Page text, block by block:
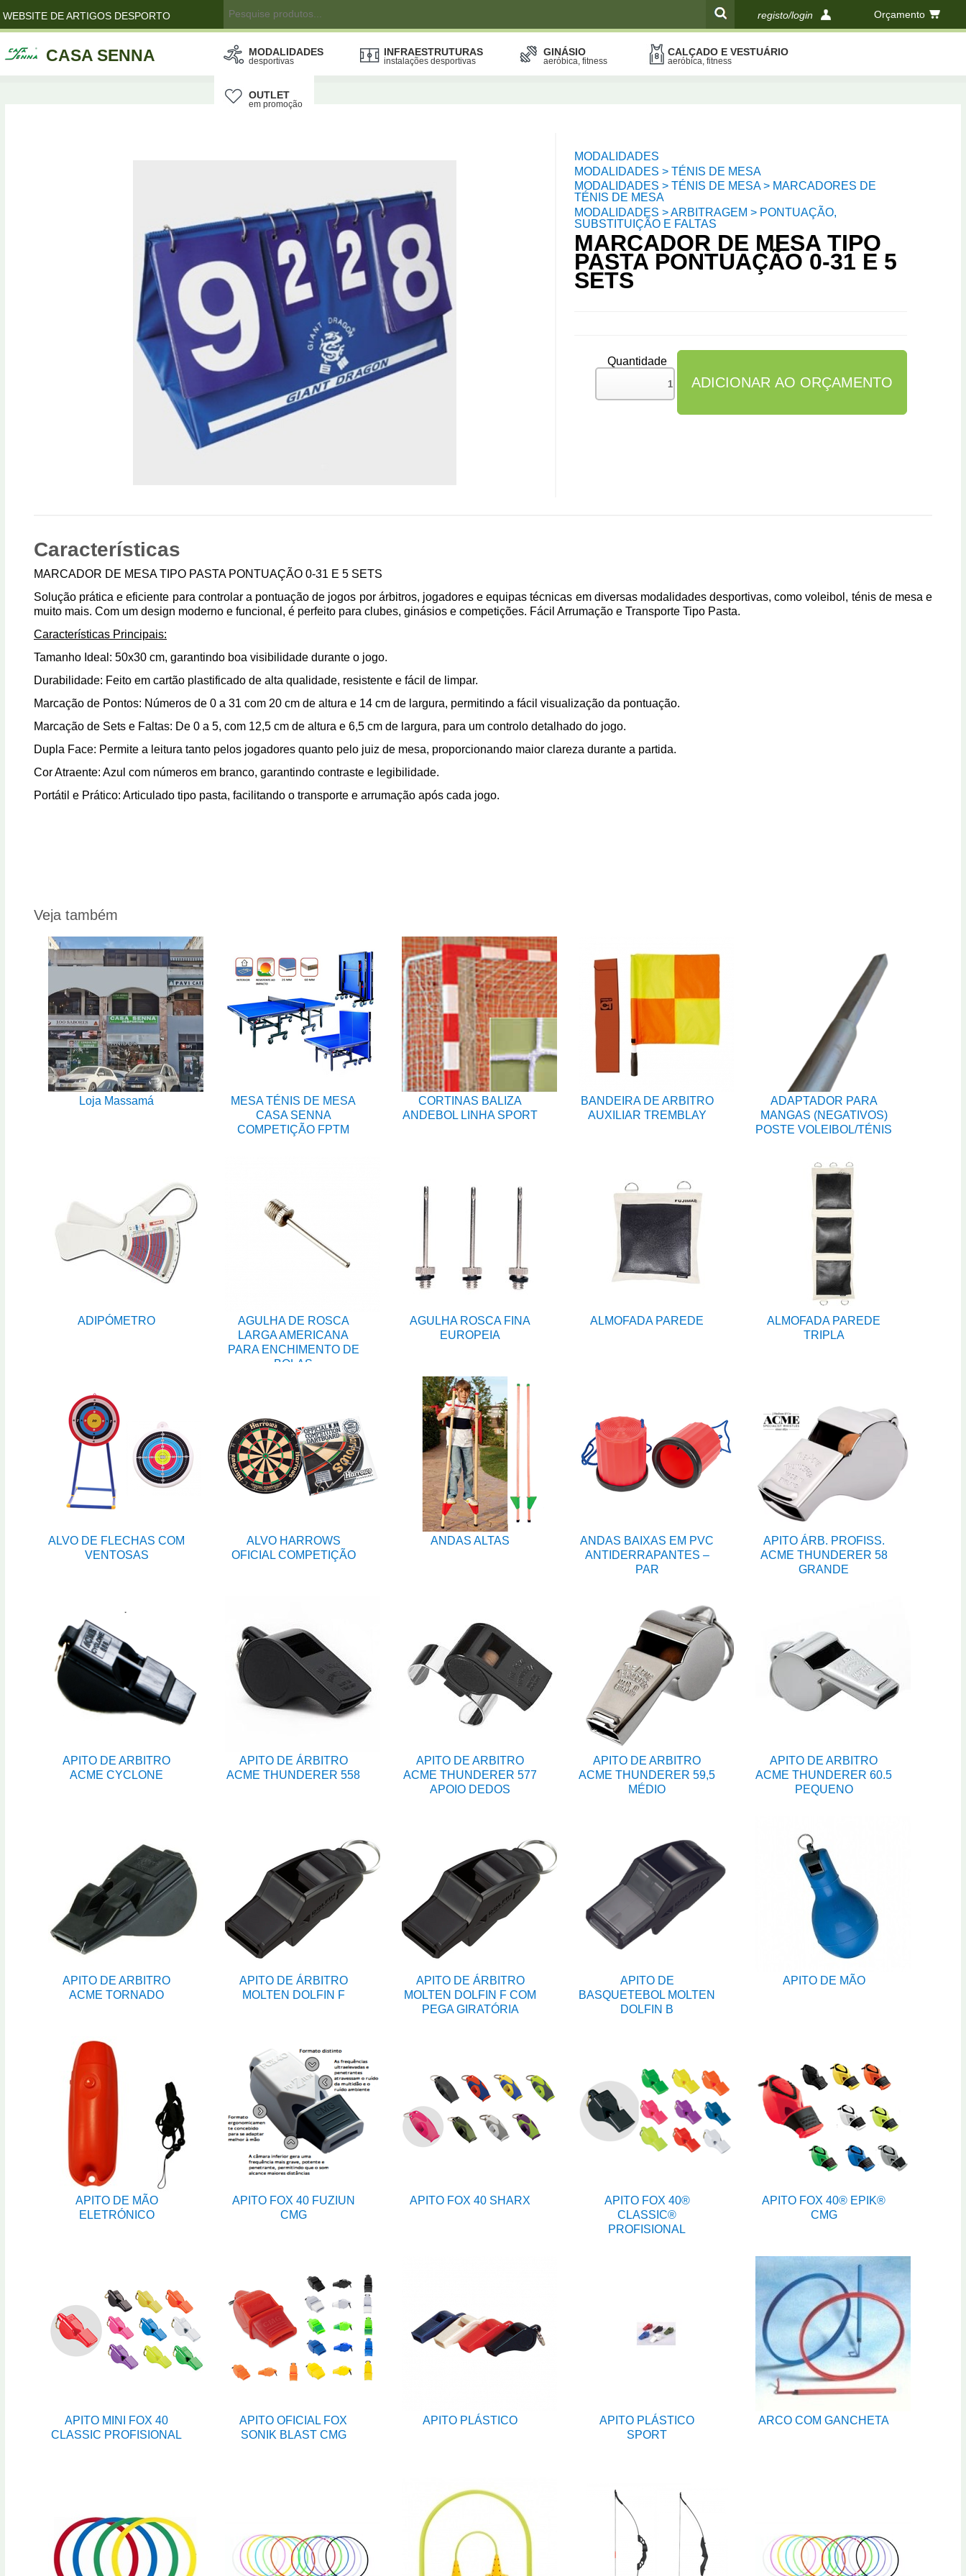
WEBSITE DE ARTIGOS DESPORTO registo/login Orçamento
CASA SENNA MODALIDADES
desportivas
INFRAESTRUTURAS
instalações desportivas
GINÁSIO
aeróbica, fitness
CALÇADO E VESTUÁRIO
aeróbica, fitness
OUTLET
em promoção
MODALIDADES
MODALIDADES > TÉNIS DE MESA
MODALIDADES > TÉNIS DE MESA > MARCADORES DE
TÉNIS DE MESA
MODALIDADES > ARBITRAGEM > PONTUAÇÃO,
SUBSTITUIÇÃO E FALTAS
MARCADOR DE MESA TIPO
PASTA PONTUAÇÃO 0-31 E 5
SETS
Quantidade
Características
MARCADOR DE MESA TIPO PASTA PONTUAÇÃO 0-31 E 5 SETS
Solução prática e eficiente para controlar a pontuação de jogos por árbitros, jogadores e equipas técnicas em diversas modalidades desportivas, como voleibol, ténis de mesa e
muito mais. Com um design moderno e funcional, é perfeito para clubes, ginásios e competições. Fácil Arrumação e Transporte Tipo Pasta.
Características Principais:
Tamanho Ideal: 50x30 cm, garantindo boa visibilidade durante o jogo.
Durabilidade: Feito em cartão plastificado de alta qualidade, resistente e fácil de limpar.
Marcação de Pontos: Números de 0 a 31 com 20 cm de altura e 14 cm de largura, permitindo a fácil visualização da pontuação.
Marcação de Sets e Faltas: De 0 a 5, com 12,5 cm de altura e 6,5 cm de largura, para um controlo detalhado do jogo.
Dupla Face: Permite a leitura tanto pelos jogadores quanto pelo juiz de mesa, proporcionando maior clareza durante a partida.
Cor Atraente: Azul com números em branco, garantindo contraste e legibilidade.
Portátil e Prático: Articulado tipo pasta, facilitando o transporte e arrumação após cada jogo.
Veja também
Loja Massamá
MESA TÉNIS DE MESA
CASA SENNA
COMPETIÇÃO FPTM
CORTINAS BALIZA
ANDEBOL LINHA SPORT
BANDEIRA DE ARBITRO
AUXILIAR TREMBLAY
ADAPTADOR PARA
MANGAS (NEGATIVOS)
POSTE VOLEIBOL/TÉNIS
ADIPÓMETRO
AGULHA DE ROSCA
LARGA AMERICANA
PARA ENCHIMENTO DE
BOLAS
AGULHA ROSCA FINA
EUROPEIA
ALMOFADA PAREDE
ALMOFADA PAREDE
TRIPLA
ALVO DE FLECHAS COM
VENTOSAS
ALVO HARROWS
OFICIAL COMPETIÇÃO
ANDAS ALTAS
ANDAS BAIXAS EM PVC
ANTIDERRAPANTES –
PAR
APITO ÁRB. PROFISS.
ACME THUNDERER 58
GRANDE
APITO DE ARBITRO
ACME CYCLONE
APITO DE ÁRBITRO
ACME THUNDERER 558
APITO DE ARBITRO
ACME THUNDERER 577
APOIO DEDOS
APITO DE ARBITRO
ACME THUNDERER 59,5
MÉDIO
APITO DE ARBITRO
ACME THUNDERER 60.5
PEQUENO
APITO DE ARBITRO
ACME TORNADO
APITO DE ÁRBITRO
MOLTEN DOLFIN F
APITO DE ÁRBITRO
MOLTEN DOLFIN F COM
PEGA GIRATÓRIA
APITO DE
BASQUETEBOL MOLTEN
DOLFIN B
APITO DE MÃO
APITO DE MÃO
ELETRÓNICO
APITO FOX 40 FUZIUN
CMG
APITO FOX 40 SHARX
APITO FOX 40®
CLASSIC®
PROFISIONAL
APITO FOX 40® EPIK®
CMG
APITO MINI FOX 40
CLASSIC PROFISIONAL
APITO OFICIAL FOX
SONIK BLAST CMG
APITO PLÁSTICO
APITO PLÁSTICO
SPORT
ARCO COM GANCHETA